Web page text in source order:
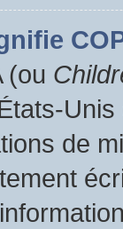
(ou
de